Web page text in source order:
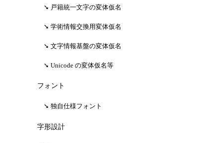
戸籍統一文字の変体仮名
学術情報交換用変体仮名
文字情報基盤の変体仮名
Unicode の変体仮名等
フォント
独自仕様フォント
字形設計